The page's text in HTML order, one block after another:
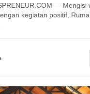
— Mengisi
kegiatan positif,